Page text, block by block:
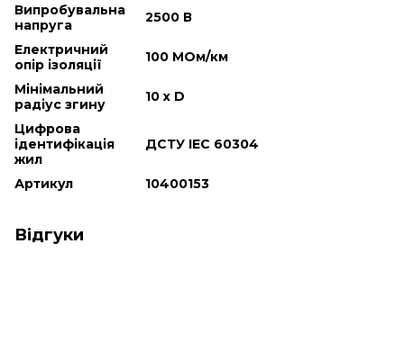
Випробувальна
напруга
2500 В
Електричний
опір ізоляції
100 МОм/км
Мінімальний
радіус згину
10 х D
Цифрова
ідентифікація
жил
ДСТУ IEC 60304
Артикул 10400153
Відгуки